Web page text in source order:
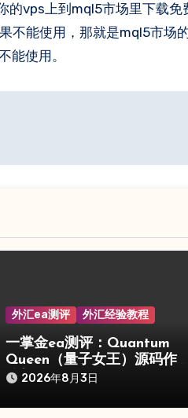
vps上到mql5市场里下载
不能使用，那就是mql5市
能使用。
外汇ea测评 外汇经验教程
一掌金ea测评：Quantum
Queen（量子女王）源码作弊
分析2026年8月3日